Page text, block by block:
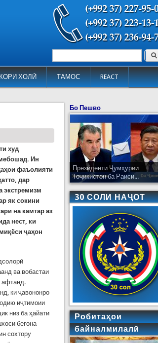
ХОЛӢ ТАМОС REACT
Форма поиска Поиск
худ
Ин
фаъолияти
дар
экстремизм
як сокини
на камтар аз
нест, ки
ҷаҳон
ва вобастаи
афтанд.
ки ҷавононро
иҷтимоии
низ ба ҳайати
бегона
сохтору
Бо Пешво
Президенти Ҷумҳурии
Тоҷикистон ба Раиси...
30 СОЛИ НАҶОТ
Робитаҳои
байналмилалӣ